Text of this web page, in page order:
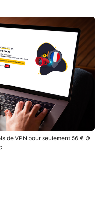
de VPN pour seulement 56 € ©